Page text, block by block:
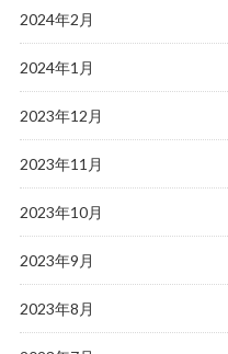
2024年2月
2024年1月
2023年12月
2023年11月
2023年10月
2023年9月
2023年8月